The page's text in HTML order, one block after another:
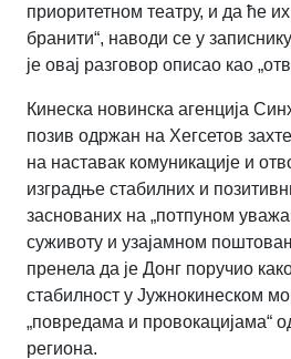
приоритетном театру, и да ће
бранити“, наводи се у
је овај разговор описао као
Кинеска новинска агенција
позив одржан на Хегсетов
на наставак комуникације и
изградње стабилних и
заснованих на „потпуном
суживоту и узајамном
пренела да је Донг поручио
стабилност у Јужнокинеском
„повредама и провокацијама“
региона.